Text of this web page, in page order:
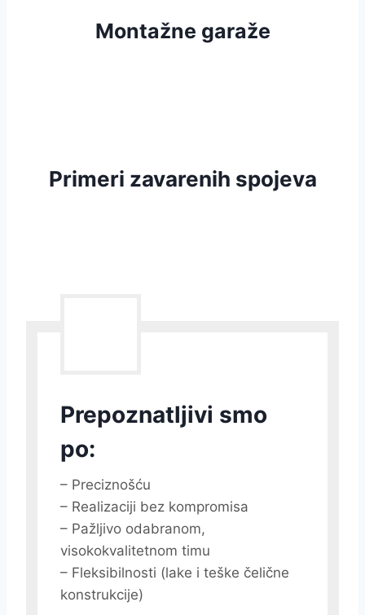
Montažne garaže
Primeri zavarenih spojeva
Prepoznatljivi smo
po:
– Preciznošću
– Realizaciji bez kompromisa
– Pažljivo odabranom,
visokokvalitetnom timu
– Fleksibilnosti (lake i teške čelične
konstrukcije)